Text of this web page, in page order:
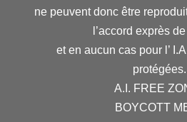
ne peuvent donc être
l’accord exprès
et en aucun cas pour l’
protégées.
A.I. FREE
BOYCOTT